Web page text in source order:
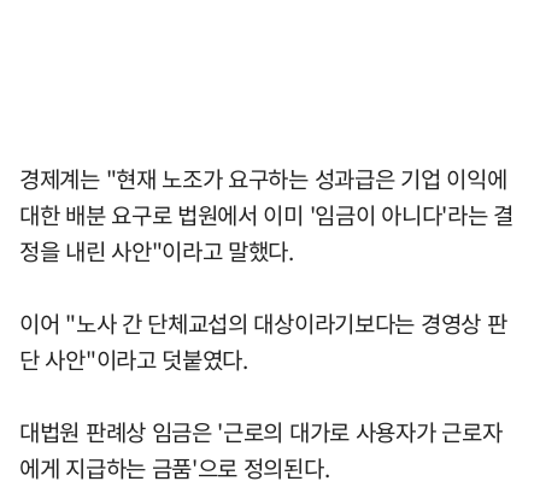
경제계는 "현재 노조가 요구하는 성과급은 기업 이익에
대한 배분 요구로 법원에서 이미 '임금이 아니다'라는 결
정을 내린 사안"이라고 말했다.
이어 "노사 간 단체교섭의 대상이라기보다는 경영상 판
단 사안"이라고 덧붙였다.
대법원 판례상 임금은 '근로의 대가로 사용자가 근로자
에게 지급하는 금품'으로 정의된다.